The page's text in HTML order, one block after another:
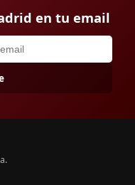
en tu email